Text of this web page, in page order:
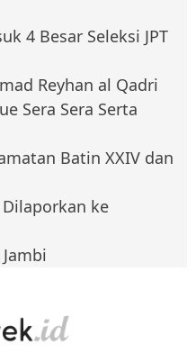
4 Besar Seleksi JPT
Reyhan al Qadri
Sera Sera Serta
Batin XXIV dan
ke